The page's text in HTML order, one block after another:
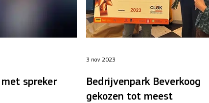
spreker
Bedrijvenpark Beverkoog
gekozen tot meest
3 nov 2023